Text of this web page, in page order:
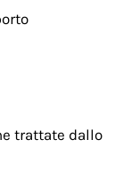
trattate dallo